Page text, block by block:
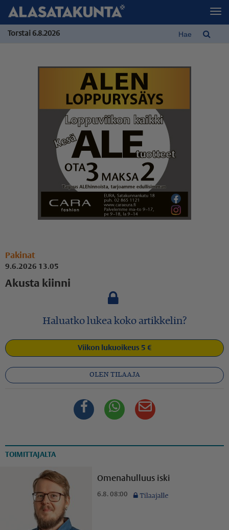
Torstai 6.8.2026
Pakinat
9.6.2026 13.05
Akusta kiinni
Haluatko lukea koko artikkelin?
Viikon lukuoikeus 5 €
OLEN TILAAJA
FacebookWhatsappSähköposti
TOIMITTAJALTA
Omenahulluus iski
6.8. 08:00